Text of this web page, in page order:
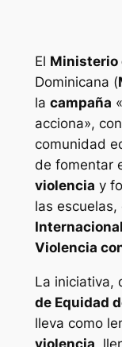
El Ministerio
Dominicana (
la campaña
acciona»,
comunidad
de fomentar
violencia y
las
Violencia
La iniciativa,
de Equidad
lleva como